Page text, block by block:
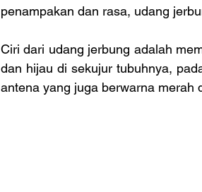
penampakan dan rasa, udang
Ciri dari udang jerbung adalah
dan hijau di sekujur tubuhnya,
antena yang juga berwarna merah